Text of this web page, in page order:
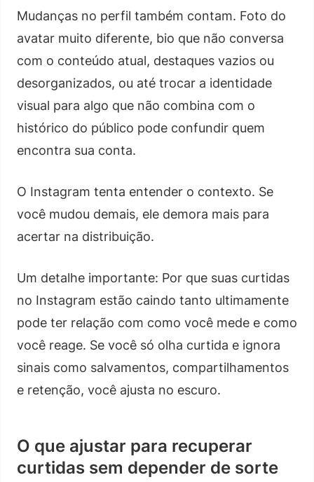
Mudanças no perfil também contam. Foto do
avatar muito diferente, bio que não conversa
com o conteúdo atual, destaques vazios ou
desorganizados, ou até trocar a identidade
visual para algo que não combina com o
histórico do público pode confundir quem
encontra sua conta.
O Instagram tenta entender o contexto. Se
você mudou demais, ele demora mais para
acertar na distribuição.
Um detalhe importante: Por que suas curtidas
no Instagram estão caindo tanto ultimamente
pode ter relação com como você mede e como
você reage. Se você só olha curtida e ignora
sinais como salvamentos, compartilhamentos
e retenção, você ajusta no escuro.
O que ajustar para recuperar
curtidas sem depender de sorte